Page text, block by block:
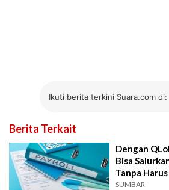
Ikuti berita terkini Suara.com di:
Berita Terkait
Dengan
Bisa
Tanpa
Satu
SUMBAR